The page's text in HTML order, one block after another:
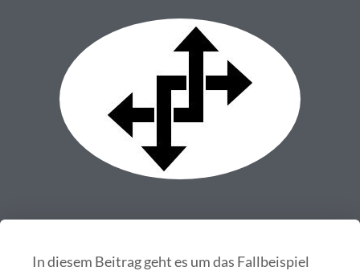
In diesem Beitrag geht es um das Fallbeispiel